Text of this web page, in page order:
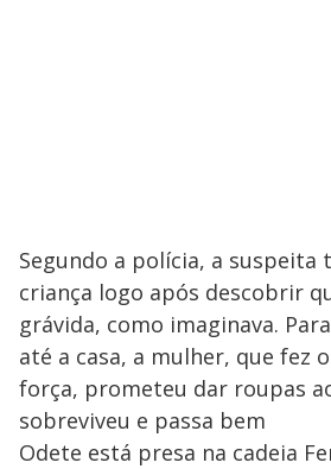
Segundo a polícia, a
criança logo após descobrir
grávida, como imaginava.
até a casa, a mulher, que fez
força, prometeu dar roupas
sobreviveu e passa bem
Odete está presa na cadeia